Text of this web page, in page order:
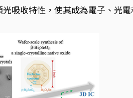
吸收特性，使其成為電子、光